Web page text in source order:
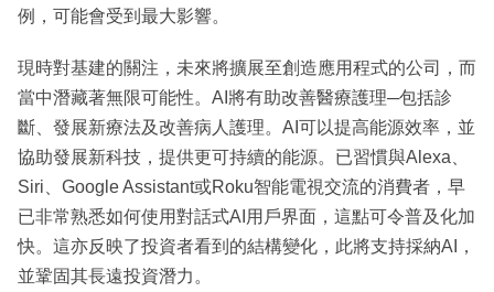
例，可能會受到最大影響。
現時對基建的關注，未來將擴展至創造應用程式的公司，而
當中潛藏著無限可能性。AI將有助改善醫療護理─包括診
斷、發展新療法及改善病人護理。AI可以提高能源效率，並
協助發展新科技，提供更可持續的能源。已習慣與Alexa、
Siri、Google Assistant或Roku智能電視交流的消費者，早
已非常熟悉如何使用對話式AI用戶界面，這點可令普及化加
快。這亦反映了投資者看到的結構變化，此將支持採納AI，
並鞏固其長遠投資潛力。